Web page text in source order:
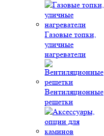
Газовые топки,
уличные
нагреватели
Вентиляционные
решетки